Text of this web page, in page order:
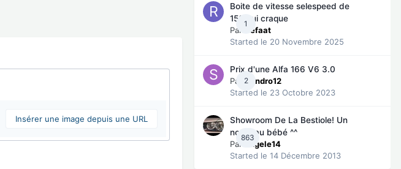
Insérer une image depuis une URL
1
Boite de vitesse selespeed de
156 qui craque
Par
Refaat
Started le 20 Novembre 2025
2
Prix d'une Alfa 166 V6 3.0
Par Sandro12
Started le 23 Octobre 2023
863
Showroom De La Bestiole! Un
nouveau bébé ^^
Par
angele14
Started le 14 Décembre 2013